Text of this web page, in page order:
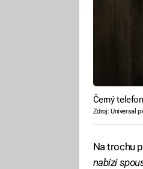
Černý telefon
Zdroj: Universal
Na trochu
nabízí